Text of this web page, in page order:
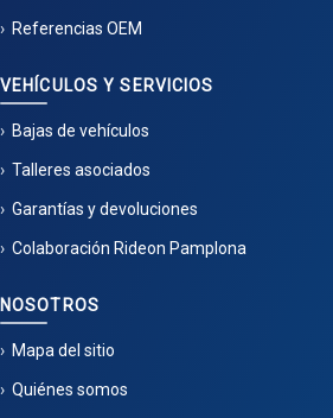
Referencias OEM
VEHÍCULOS Y SERVICIOS
Bajas de vehículos
Talleres asociados
Garantías y devoluciones
Colaboración Rideon Pamplona
NOSOTROS
Mapa del sitio
Quiénes somos